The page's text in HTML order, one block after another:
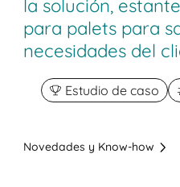
la solución,
para palets para
necesidades del
Estudio de caso
Novedades y Know-how